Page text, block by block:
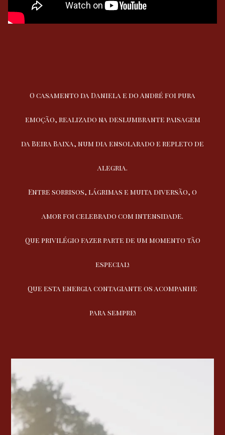
O casamento da Daniela e do André foi pura
emoção, realizado na deslumbrante paisagem
da Beira Baixa, num dia ensolarado e repleto de
alegria.
Entre sorrisos, lágrimas e muita diversão, o
amor foi celebrado com intensidade.
Que privilégio fazer parte de um momento tão
especial!
Que esta energia contagiante os acompanhe
para sempre!